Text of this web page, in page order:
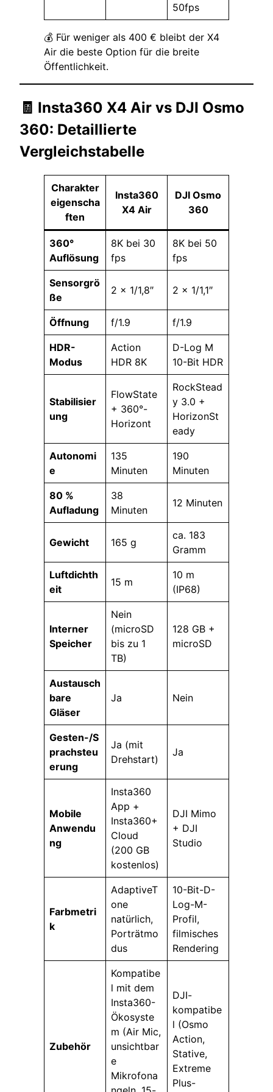
50fps
💰 Für weniger als 400 € bleibt der X4
Air die beste Option für die breite
Öffentlichkeit.
🧾 Insta360 X4 Air vs DJI Osmo
360: Detaillierte
Vergleichstabelle
Charakter
eigenscha
ften
Insta360
X4 Air
DJI Osmo
360
360°
Auflösung
8K bei 30
fps
8K bei 50
fps
Sensorgrö
ße
2 × 1/1,8″ 2 × 1/1,1″
Öffnung f/1.9 f/1.9
HDR-
Modus
Action
HDR 8K
D-Log M
10-Bit HDR
Stabilisier
ung
FlowState
+ 360°-
Horizont
RockStead
y 3.0 +
HorizonSt
eady
Autonomi
e
135
Minuten
190
Minuten
80 %
Aufladung
38
Minuten
12 Minuten
Gewicht 165 g
ca. 183
Gramm
Luftdichth
eit
15 m
10 m
(IP68)
Interner
Speicher
Nein
(microSD
bis zu 1
TB)
128 GB +
microSD
Austausch
bare
Gläser
Ja Nein
Gesten-/S
prachsteu
erung
Ja (mit
Drehstart)
Ja
Mobile
Anwendu
ng
Insta360
App +
Insta360+
Cloud
(200 GB
kostenlos)
DJI Mimo
+ DJI
Studio
Farbmetri
k
AdaptiveT
one
natürlich,
Porträtmo
dus
10-Bit-D-
Log-M-
Profil,
filmisches
Rendering
Zubehör
Kompatibe
l mit dem
Insta360-
Ökosyste
m (Air Mic,
unsichtbar
e
Mikrofona
DJI-
kompatibe
l (Osmo
Action,
Stative,
Extreme
Plus-